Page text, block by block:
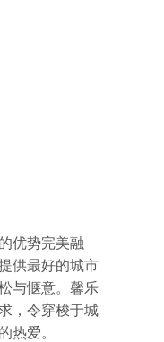
优势完美融
供最好的城市
与惬意。馨乐
，令穿梭于城
爱。